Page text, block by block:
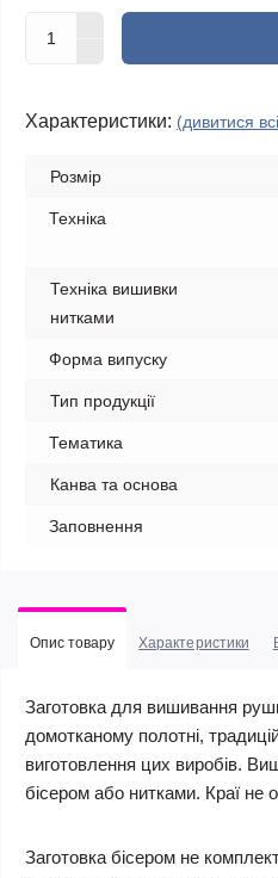
Характеристики: (дивитися
Розмір
Техніка
Техніка вишивки
нитками
Форма випуску
Тип продукції
Тематика
Канва та основа
Заповнення
Опис товару Характеристики
Заготовка для вишивання
домотканому полотні,
виготовлення цих виробів.
бісером або нитками. Краї не
Заготовка бісером не